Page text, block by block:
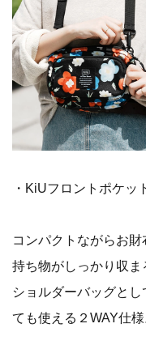
・KiUフロントポケ
コンパクトながらお
持ち物がしっかり収ま
ショルダーバッグと
ても使える２WAY仕様